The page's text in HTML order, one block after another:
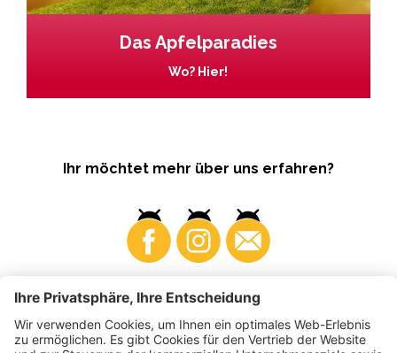
Das Apfelparadies
Wo? Hier!
Ihr möchtet mehr über uns erfahren?
Business Produzenten